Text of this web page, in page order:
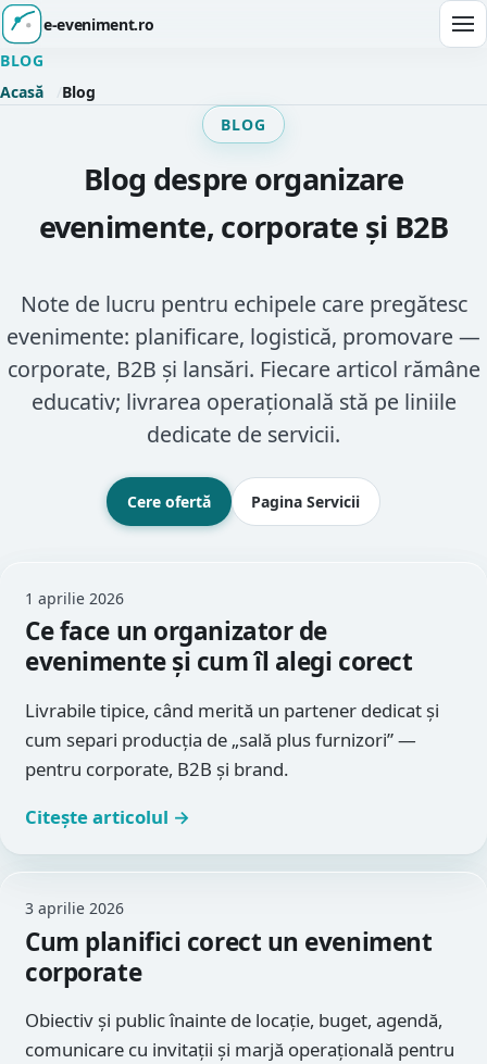
e-eveniment.ro
BLOG
Acasă
Blog
BLOG
Blog despre organizare
evenimente, corporate și B2B
Note de lucru pentru echipele care pregătesc
evenimente: planificare, logistică, promovare —
corporate, B2B și lansări. Fiecare articol rămâne
educativ; livrarea operațională stă pe liniile
dedicate de servicii.
Cere ofertă Pagina Servicii
Lista articolelor
1 aprilie 2026
Ce face un organizator de
evenimente și cum îl alegi corect
Livrabile tipice, când merită un partener dedicat și
cum separi producția de „sală plus furnizori” —
pentru corporate, B2B și brand.
Citește articolul →
3 aprilie 2026
Cum planifici corect un eveniment
corporate
Obiectiv și public înainte de locație, buget, agendă,
comunicare cu invitații și marjă operațională pentru